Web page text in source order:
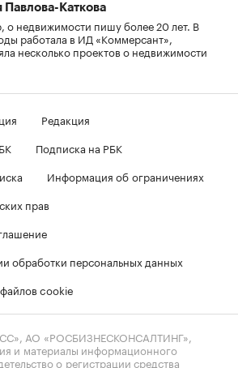
Павлова-Каткова
о недвижимости пишу более 20 лет. В
работала в ИД «Коммерсант»,
несколько проектов о недвижимости
Редакция
Подписка на РБК
Информация об ограничениях
прав
обработки персональных данных
cookie
АО «РОСБИЗНЕСКОНСАЛТИНГ»,
и материалы информационного
о регистрации средства